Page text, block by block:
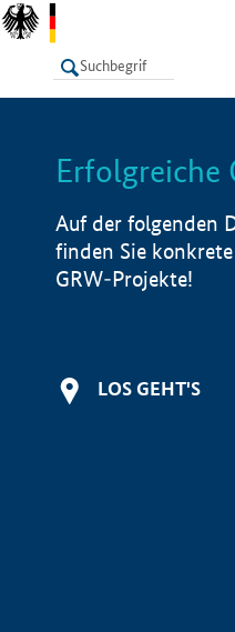
LISTE
Erfolgreiche
Auf der folgenden
finden Sie
GRW-Projekte!
LOS GEHT'S